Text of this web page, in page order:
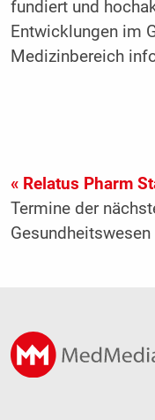
fundiert und
Entwicklungen im
Medizinbereich
« Relatus Pharm
Termine der
Gesundheitswesen